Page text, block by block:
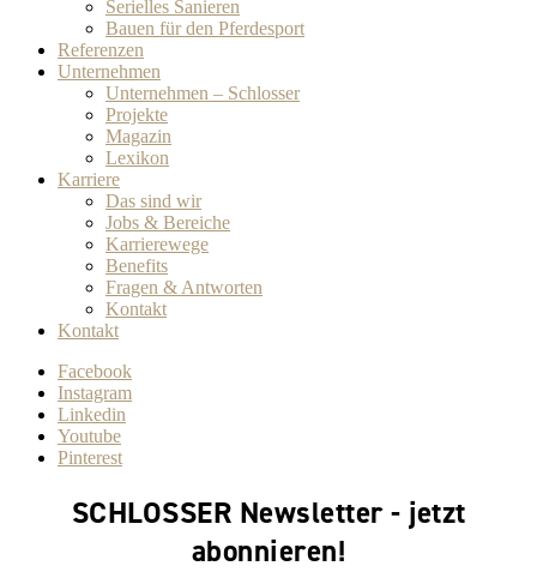
Serielles Sanieren
Bauen für den Pferdesport
Referenzen
Unternehmen
Unternehmen – Schlosser
Projekte
Magazin
Lexikon
Karriere
Das sind wir
Jobs & Bereiche
Karrierewege
Benefits
Fragen & Antworten
Kontakt
Kontakt
Facebook
Instagram
Linkedin
Youtube
Pinterest
SCHLOSSER Newsletter - jetzt
abonnieren!